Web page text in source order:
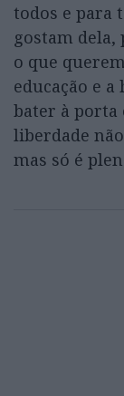
todos e para
gostam dela,
o que
educação e
bater à porta
liberdade
mas só é